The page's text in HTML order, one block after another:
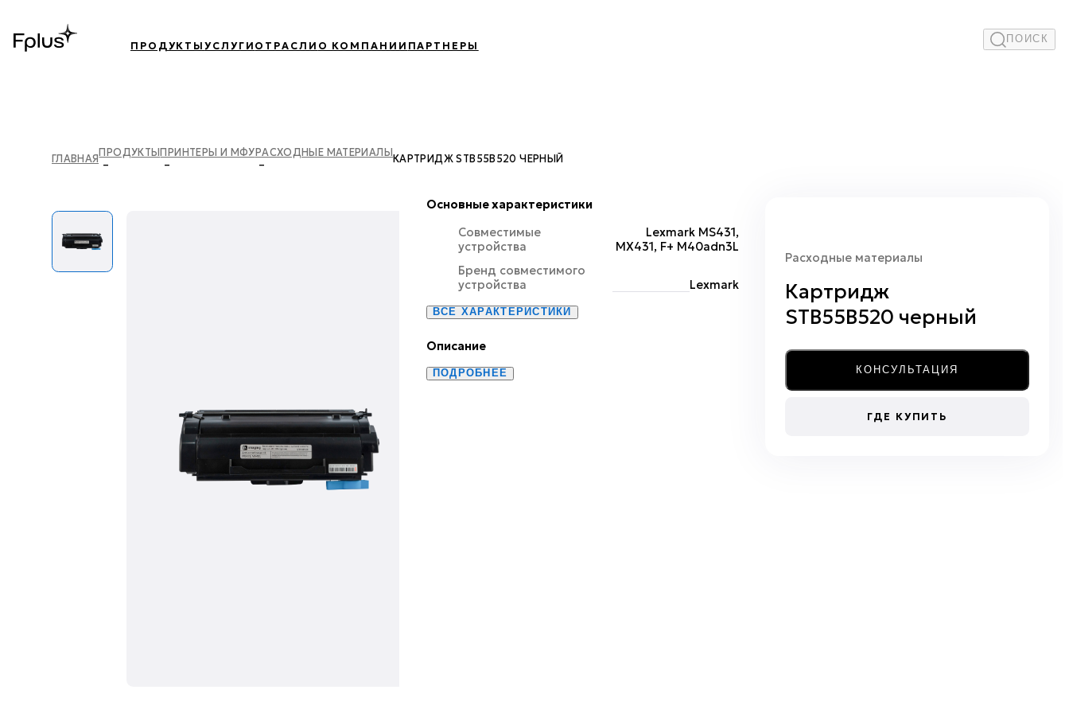
ПРОДУКТЫУСЛУГИ ОТРАСЛИ О КОМПАНИИ ПАРТНЕРЫ
ПОИСК
ГЛАВНАЯПРОДУКТЫ ПРИНТЕРЫ И МФУ РАСХОДНЫЕ МАТЕРИАЛЫ КАРТРИДЖ STB55B520 ЧЕРНЫЙ
Основные характеристики
Совместимые
устройства
Lexmark MS431,
MX431, F+ M40adn3L
Бренд совместимого
устройства
Lexmark
ВСЕ ХАРАКТЕРИСТИКИ
Описание
ПОДРОБНЕЕ
Расходные материалы
Картридж
STB55B520 черный
КОНСУЛЬТАЦИЯ
ГДЕ КУПИТЬ